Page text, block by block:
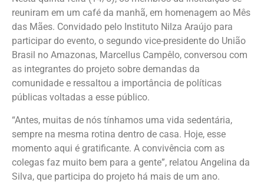
reuniram em um café da manhã, em homenagem ao Mês
das Mães. Convidado pelo Instituto Nilza Araújo para
participar do evento, o segundo vice-presidente do União
Brasil no Amazonas, Marcellus Campêlo, conversou com
as integrantes do projeto sobre demandas da
comunidade e ressaltou a importância de políticas
públicas voltadas a esse público.
“Antes, muitas de nós tínhamos uma vida sedentária,
sempre na mesma rotina dentro de casa. Hoje, esse
momento aqui é gratificante. A convivência com as
colegas faz muito bem para a gente”, relatou Angelina da
Silva, que participa do projeto há mais de um ano.